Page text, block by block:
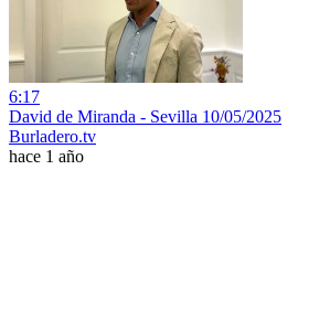
6:17
David de Miranda - Sevilla 10/05/2025
Burladero.tv
hace 1 año